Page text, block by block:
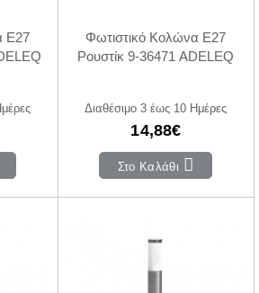
E27
Φωτιστικό Κολώνα E27
Ρουστίκ 9-36471 ADELEQ
Διαθέσιμο 3 έως 10 Ημέρες
14,88€
Στο Καλάθι